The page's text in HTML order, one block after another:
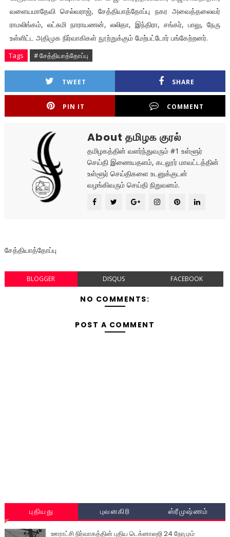
வளையமாதேவி செல்வராஜ், சேத்தியாத்தோப்பு நகர அவைத்தலைவர்
ராமலிங்கம், லட்சுமி நாராயணன், லலிதா, இந்திரா, சங்கர், பாலு, நேரு
உள்ளிட்ட அதிமுக நிர்வாகிகள் நூற்றுக்கும் மேற்பட்டோர் பங்கேற்றனர்.
Tags # சேத்தியாத்தோப்பு
TWEET SHARE
PIN IT COMMENT
About தமிழக குரல்
தமிழகத்தின் வளர்ந்துவரும் #1 உள்ளூர்
செய்தி இணையதளம், கடலூர் மாவட்டத்தின்
உள்ளூர் செய்திகளை உடனுக்குடன்
வழங்கிவரும் செய்தி நிறுவனம்.
சேத்தியாத்தோப்பு
BLOGGER DISQUS FACEBOOK
NO COMMENTS:
POST A COMMENT
புதியது புவனகிரி ஸ்ரீமுஷ்ணம்
ஊராட்சி நிர்வாகத்தின் புதிய டெக்னாலஜி 24 நேரமும்